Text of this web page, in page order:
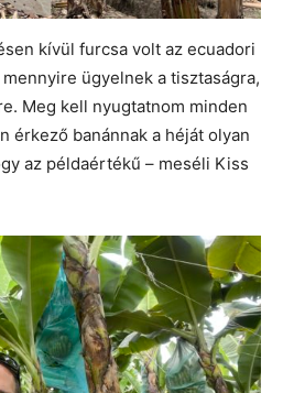
kívül furcsa volt az ecuadori
ügyelnek a tisztaságra,
Meg kell nyugtatnom minden
érkező banánnak a héját olyan
az példaértékű – meséli Kiss